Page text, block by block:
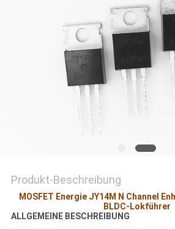
Produkt-Beschreibung
MOSFET Energie JY14M N Channel
BLDC-Lokführer
ALLGEMEINE BESCHREIBUNG